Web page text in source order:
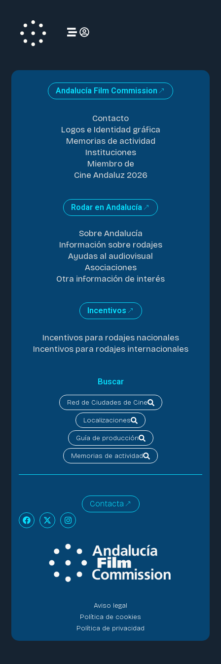
Andalucía Film Commission
Contacto
Logos e Identidad gráfica
Memorias de actividad
Instituciones
Miembro de
Cine Andaluz 2026
Rodar en Andalucía
Sobre Andalucía
Información sobre rodajes
Ayudas al audiovisual
Asociaciones
Otra información de interés
Incentivos
Incentivos para rodajes nacionales
Incentivos para rodajes internacionales
Buscar
Red de Ciudades de Cine
Localizaciones
Guía de producción
Memorias de actividad
Contacta
Aviso legal
Política de cookies
Política de privacidad